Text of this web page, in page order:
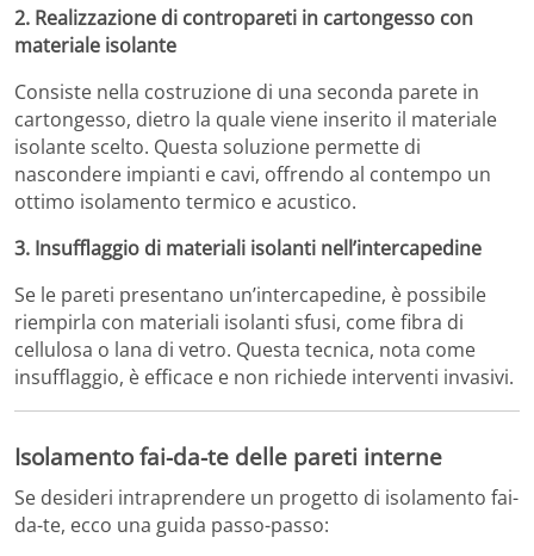
2. Realizzazione di contropareti in cartongesso con
materiale isolante
Consiste nella costruzione di una seconda parete in
cartongesso, dietro la quale viene inserito il materiale
isolante scelto. Questa soluzione permette di
nascondere impianti e cavi, offrendo al contempo un
ottimo isolamento termico e acustico.
3. Insufflaggio di materiali isolanti nell’intercapedine
Se le pareti presentano un’intercapedine, è possibile
riempirla con materiali isolanti sfusi, come fibra di
cellulosa o lana di vetro. Questa tecnica, nota come
insufflaggio, è efficace e non richiede interventi invasivi.
Isolamento fai-da-te delle pareti interne
Se desideri intraprendere un progetto di isolamento fai-
da-te, ecco una guida passo-passo: